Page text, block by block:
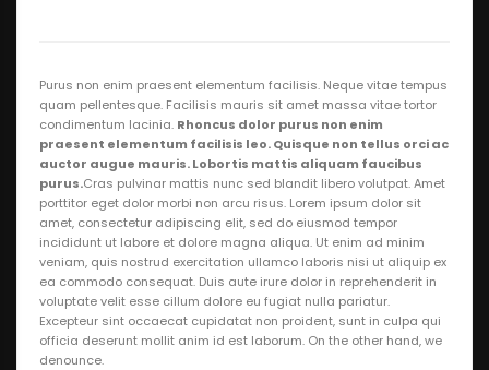
Purus non enim praesent elementum facilisis. Neque vitae tempus
quam pellentesque. Facilisis mauris sit amet massa vitae tortor
condimentum lacinia. Rhoncus dolor purus non enim
praesent elementum facilisis leo. Quisque non tellus orci ac
auctor augue mauris. Lobortis mattis aliquam faucibus
purus.Cras pulvinar mattis nunc sed blandit libero volutpat. Amet
porttitor eget dolor morbi non arcu risus. Lorem ipsum dolor sit
amet, consectetur adipiscing elit, sed do eiusmod tempor
incididunt ut labore et dolore magna aliqua. Ut enim ad minim
veniam, quis nostrud exercitation ullamco laboris nisi ut aliquip ex
ea commodo consequat. Duis aute irure dolor in reprehenderit in
voluptate velit esse cillum dolore eu fugiat nulla pariatur.
Excepteur sint occaecat cupidatat non proident, sunt in culpa qui
officia deserunt mollit anim id est laborum. On the other hand, we
denounce.